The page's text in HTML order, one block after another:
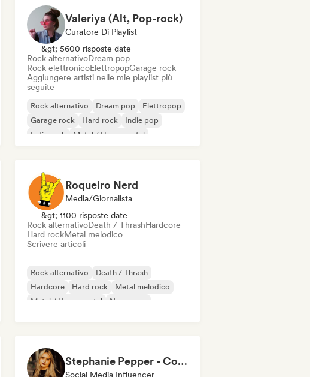
Valeriya (Alt, Pop-rock)
Curatore Di Playlist
&gt; 5600 risposte date
Rock alternativoDream pop
Rock elettronicoElettropopGarage rock
Aggiungere artisti nelle mie playlist più
seguite
Rock alternativo Dream pop
Elettropop
Garage rock
Hard rock
Indie pop
Indie rock
Metal / Heavy metal
Roqueiro Nerd
Media/Giornalista
&gt; 1100 risposte date
Rock alternativoDeath / ThrashHardcore
Hard rockMetal melodico
Scrivere articoli
Rock alternativo
Death / Thrash
Hardcore
Hard rock
Metal melodico
Metal / Heavy metal
New wave
Stephanie Pepper - Content Creator
Social Media Influencer